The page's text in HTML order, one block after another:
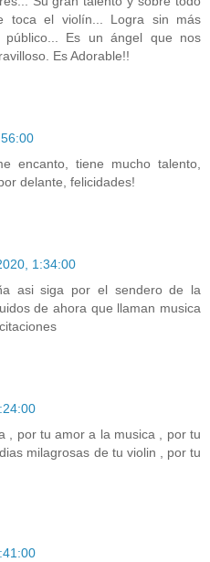
toca el violín... Logra sin más
Es un ángel que nos
Es Adorable!!
encanto, tiene mucho talento,
delante, felicidades!
1:34:00
asi siga por el sendero de la
de ahora que llaman musica
, por tu amor a la musica , por tu
milagrosas de tu violin , por tu